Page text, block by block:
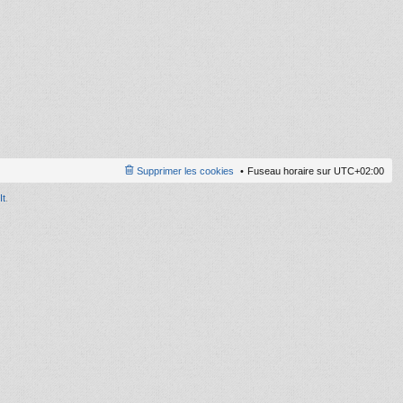
Fuseau horaire sur UTC+02:00
Supprimer les cookies